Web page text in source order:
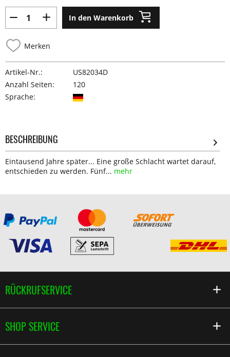
In den Warenkorb
Merken
Artikel-Nr.:
US82034D
Anzahl Seiten:
120
Sprache:
BESCHREIBUNG
Eintausend Jahre später... Eine große Schlacht wartet darauf,
entschieden zu werden. Fünf... mehr
RÜCKRUFSERVICE
SHOP SERVICE